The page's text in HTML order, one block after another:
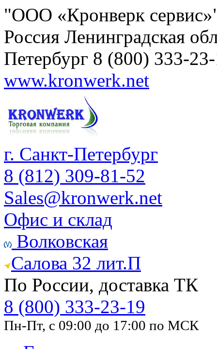
"ООО «Кронверк
Россия Ленинградская
Петербург 8 (800) 333-
www.kronwerk.net
г. Санкт-Петербург
8 (812) 309-81-52
Sales@kronwerk.net
Офис и склад
Волковская
Салова 32 лит.П
По России, доставка ТК
8 (800) 333-23-19
Пн-Пт, с 09:00 до 17:00 по МСК